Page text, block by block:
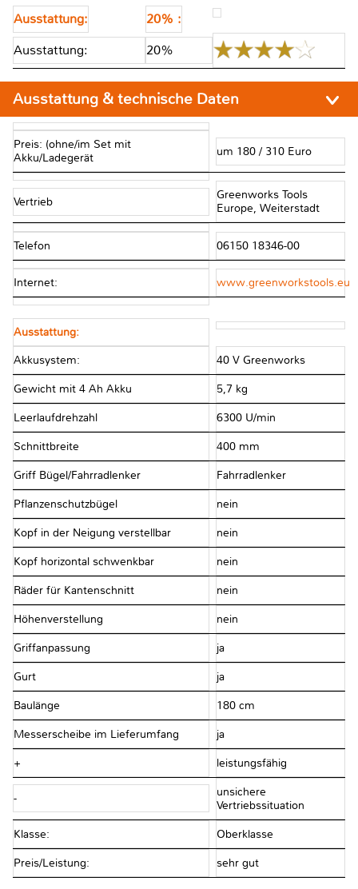
Ausstattung:
20% :
Ausstattung:
20%
Ausstattung & technische Daten
Preis: (ohne/im Set mit
Akku/Ladegerät
um 180 / 310 Euro
Vertrieb
Greenworks Tools
Europe, Weiterstadt
Telefon 06150 18346-00
Internet: www.greenworkstools.eu
Ausstattung:
Akkusystem: 40 V Greenworks
Gewicht mit 4 Ah Akku 5,7 kg
Leerlaufdrehzahl 6300 U/min
Schnittbreite 400 mm
Griff Bügel/Fahrradlenker Fahrradlenker
Pflanzenschutzbügel nein
Kopf in der Neigung verstellbar nein
Kopf horizontal schwenkbar nein
Räder für Kantenschnitt nein
Höhenverstellung nein
Griffanpassung ja
Gurt ja
Baulänge 180 cm
Messerscheibe im Lieferumfang ja
+ leistungsfähig
-
unsichere
Vertriebssituation
Klasse: Oberklasse
Preis/Leistung: sehr gut